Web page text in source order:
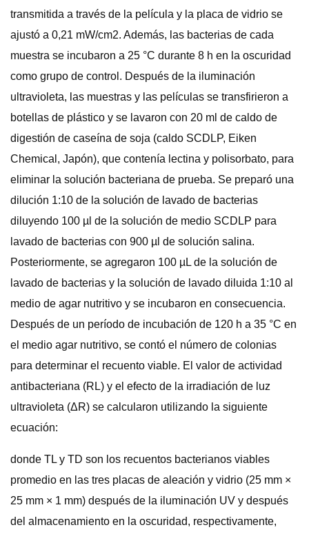
transmitida a través de la película y la placa de vidrio se
ajustó a 0,21 mW/cm2. Además, las bacterias de cada
muestra se incubaron a 25 °C durante 8 h en la oscuridad
como grupo de control. Después de la iluminación
ultravioleta, las muestras y las películas se transfirieron a
botellas de plástico y se lavaron con 20 ml de caldo de
digestión de caseína de soja (caldo SCDLP, Eiken
Chemical, Japón), que contenía lectina y polisorbato, para
eliminar la solución bacteriana de prueba. Se preparó una
dilución 1:10 de la solución de lavado de bacterias
diluyendo 100 µl de la solución de medio SCDLP para
lavado de bacterias con 900 µl de solución salina.
Posteriormente, se agregaron 100 µL de la solución de
lavado de bacterias y la solución de lavado diluida 1:10 al
medio de agar nutritivo y se incubaron en consecuencia.
Después de un período de incubación de 120 h a 35 °C en
el medio agar nutritivo, se contó el número de colonias
para determinar el recuento viable. El valor de actividad
antibacteriana (RL) y el efecto de la irradiación de luz
ultravioleta (ΔR) se calcularon utilizando la siguiente
ecuación:
donde TL y TD son los recuentos bacterianos viables
promedio en las tres placas de aleación y vidrio (25 mm ×
25 mm × 1 mm) después de la iluminación UV y después
del almacenamiento en la oscuridad, respectivamente,